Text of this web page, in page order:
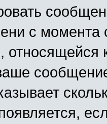
с
, относящейся